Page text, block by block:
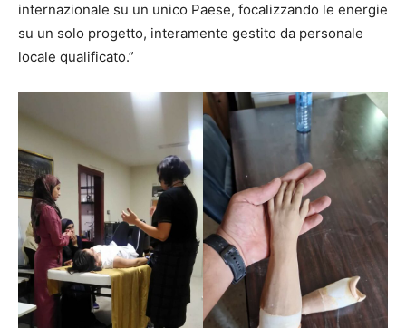
internazionale su un unico Paese, focalizzando le energie
su un solo progetto, interamente gestito da personale
locale qualificato.”